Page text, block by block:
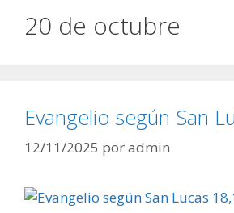
20 de octubre
Evangelio según San
12/11/2025 poradmin